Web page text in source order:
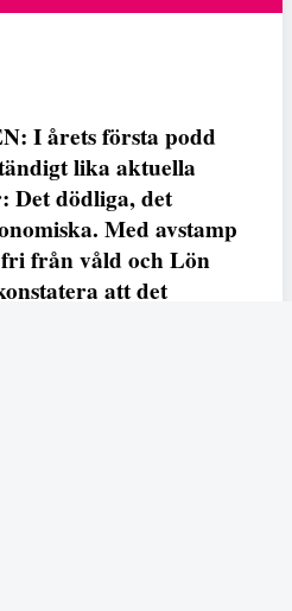
I årets första podd
lika aktuella
Det dödliga, det
Med avstamp
från våld och Lön
att det